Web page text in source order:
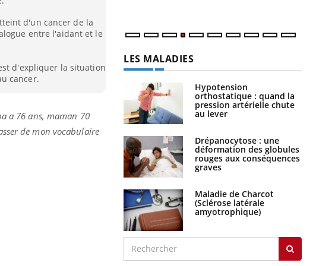
d'un cancer de la
entre l'aidant et le
d'expliquer la situation
cancer.
a 76 ans, maman 70
de mon vocabulaire
LES MALADIES
Hypotension
orthostatique : quand la
pression artérielle chute
au lever
Drépanocytose : une
déformation des globules
rouges aux conséquences
graves
Maladie de Charcot
(Sclérose latérale
amyotrophique)